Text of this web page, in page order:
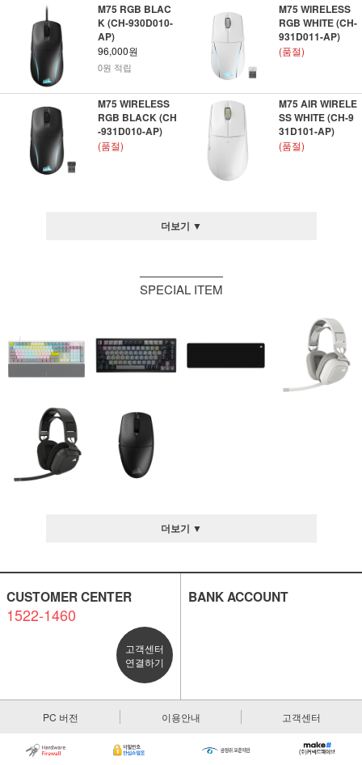
M75 RGB BLAC
K (CH-930D010-
AP)
96,000원
0원 적립
M75 WIRELESS
RGB WHITE (CH-
931D011-AP)
(품절)
M75 WIRELESS
RGB BLACK (CH
-931D010-AP)
(품절)
M75 AIR WIRELE
SS WHITE (CH-9
31D101-AP)
(품절)
더보기 ▼
SPECIAL ITEM
더보기 ▼
CUSTOMER CENTER
1522-1460
고객센터
연결하기
BANK ACCOUNT
PC 버전 이용안내 고객센터